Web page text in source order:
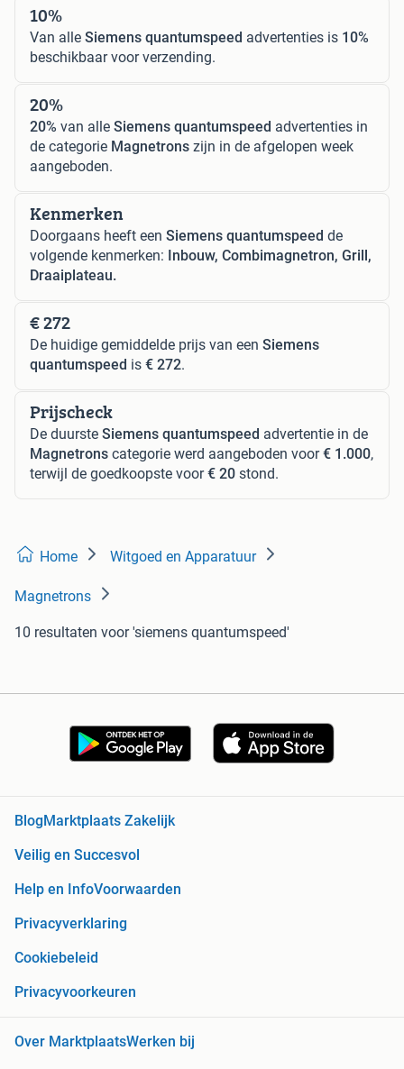
10%
Van alle Siemens quantumspeed advertenties is 10%
beschikbaar voor verzending.
20%
20% van alle Siemens quantumspeed advertenties in
de categorie Magnetrons zijn in de afgelopen week
aangeboden.
Kenmerken
Doorgaans heeft een Siemens quantumspeed de
volgende kenmerken: Inbouw, Combimagnetron, Grill,
Draaiplateau.
€ 272
De huidige gemiddelde prijs van een Siemens
quantumspeed is € 272.
Prijscheck
De duurste Siemens quantumspeed advertentie in de
Magnetrons categorie werd aangeboden voor€ 1.000,
terwijl de goedkoopste voor€ 20 stond.
Home Witgoed en Apparatuur
Magnetrons
10 resultaten voor 'siemens quantumspeed'
BlogMarktplaats Zakelijk
Veilig en Succesvol
Help en InfoVoorwaarden
Privacyverklaring
Cookiebeleid
Privacyvoorkeuren
Over MarktplaatsWerken bij